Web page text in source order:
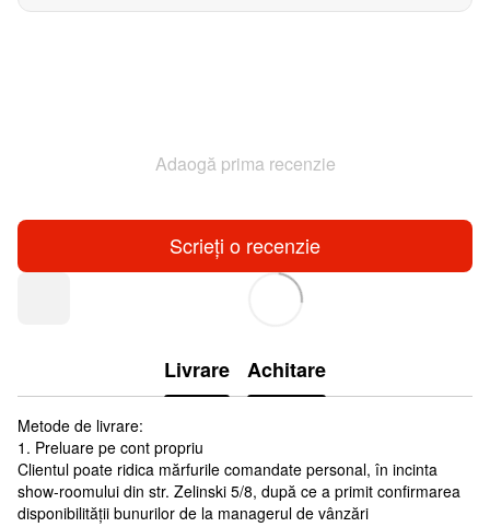
Adaogă prima recenzie
Scrieți o recenzie
Livrare Achitare
Metode de livrare:
1. Preluare pe cont propriu
Clientul poate ridica mărfurile comandate personal, în incinta
show-roomului din str. Zelinski 5/8, după ce a primit confirmarea
disponibilității bunurilor de la managerul de vânzări